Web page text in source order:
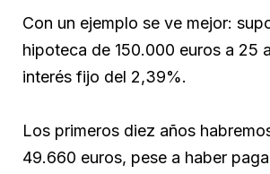
Con un ejemplo se ve mejor:
hipoteca de 150.000 euros a 25
interés fijo del 2,39%.
Los primeros diez años
49.660 euros, pese a haber